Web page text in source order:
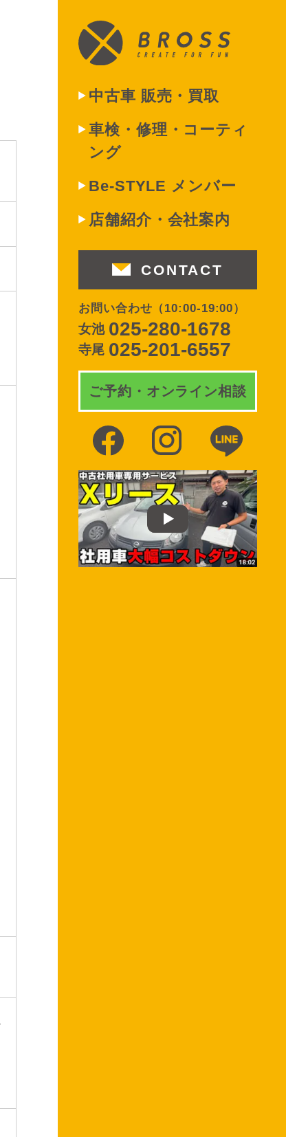
中古車 販売・買取
車検・修理・コーティ
ング
Be-STYLE メンバー
店舗紹介・会社案内
CONTACT
お問い合わせ （10:00-19:00）
女池 025-280-1678
寺尾 025-201-6557
ご予約・オンライン相談